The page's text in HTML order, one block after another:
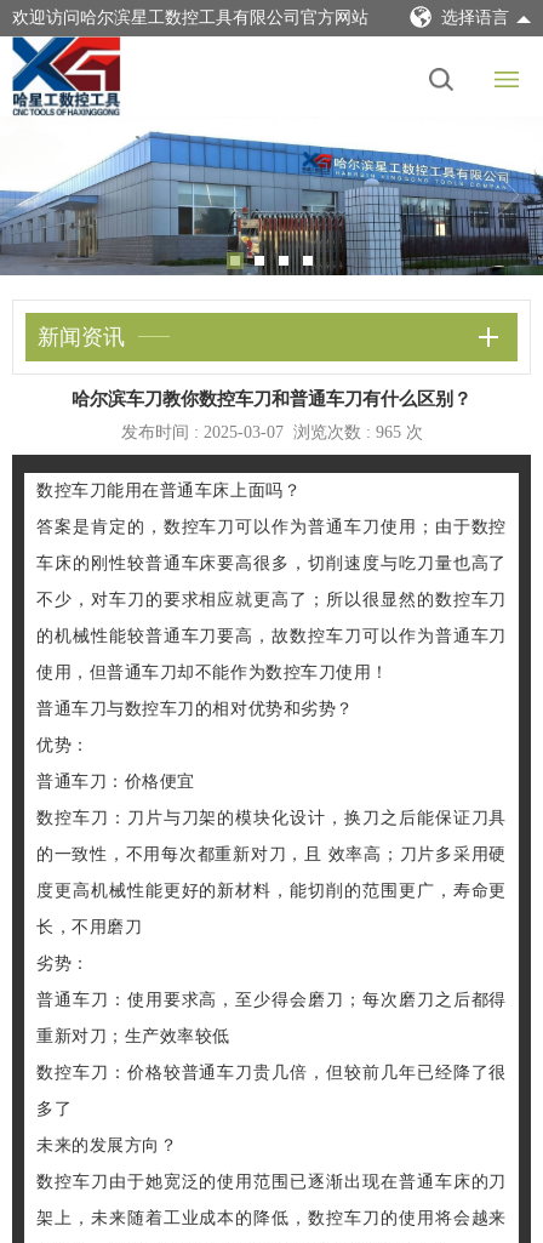
欢迎访问哈尔滨星工数控工具有限公司官方网站 选择语言
新闻资讯
哈尔滨车刀教你数控车刀和普通车刀有什么区别？
发布时间 : 2025-03-07 浏览次数 : 965 次
数控车刀能用在普通车床上面吗？
答案是肯定的，数控车刀可以作为普通车刀使用；由于数控
车床的刚性较普通车床要高很多，切削速度与吃刀量也高了
不少，对车刀的要求相应就更高了；所以很显然的数控车刀
的机械性能较普通车刀要高，故数控车刀可以作为普通车刀
使用，但普通车刀却不能作为数控车刀使用！
普通车刀与数控车刀的相对优势和劣势？
优势：
普通车刀：价格便宜
数控车刀：刀片与刀架的模块化设计，换刀之后能保证刀具
的一致性，不用每次都重新对刀，且 效率高；刀片多采用硬
度更高机械性能更好的新材料，能切削的范围更广，寿命更
长，不用磨刀
劣势：
普通车刀：使用要求高，至少得会磨刀；每次磨刀之后都得
重新对刀；生产效率较低
数控车刀：价格较普通车刀贵几倍，但较前几年已经降了很
多了
未来的发展方向？
数控车刀由于她宽泛的使用范围已逐渐出现在普通车床的刀
架上，未来随着工业成本的降低，数控车刀的使用将会越来